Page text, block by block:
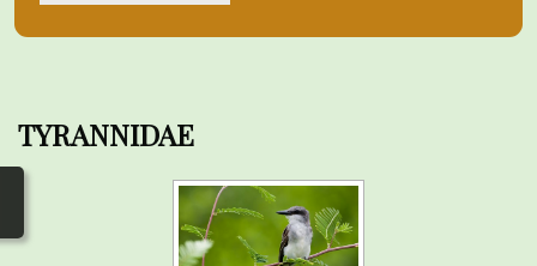
Accueil
Documents▼
▼
TYRANNIDAE